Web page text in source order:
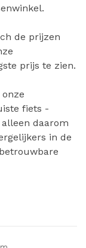
de prijzen
prijs te zien.
fiets -
daarom
in de